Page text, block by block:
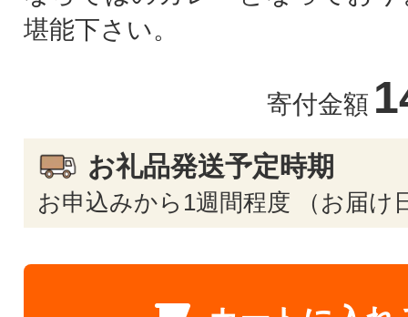
堪能下さい。
寄付金額
お礼品発送予定時期
お申込みから1週間程度 （お届け